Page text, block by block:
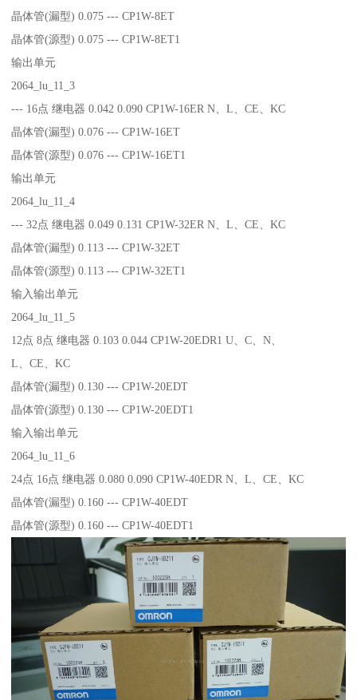
晶体管(漏型) 0.075 --- CP1W-8ET
晶体管(源型) 0.075 --- CP1W-8ET1
输出单元
2064_lu_11_3
--- 16点 继电器 0.042 0.090 CP1W-16ER N、L、CE、KC
晶体管(漏型) 0.076 --- CP1W-16ET
晶体管(源型) 0.076 --- CP1W-16ET1
输出单元
2064_lu_11_4
--- 32点 继电器 0.049 0.131 CP1W-32ER N、L、CE、KC
晶体管(漏型) 0.113 --- CP1W-32ET
晶体管(源型) 0.113 --- CP1W-32ET1
输入输出单元
2064_lu_11_5
12点 8点 继电器 0.103 0.044 CP1W-20EDR1 U、C、N、
L、CE、KC
晶体管(漏型) 0.130 --- CP1W-20EDT
晶体管(源型) 0.130 --- CP1W-20EDT1
输入输出单元
2064_lu_11_6
24点 16点 继电器 0.080 0.090 CP1W-40EDR N、L、CE、KC
晶体管(漏型) 0.160 --- CP1W-40EDT
晶体管(源型) 0.160 --- CP1W-40EDT1